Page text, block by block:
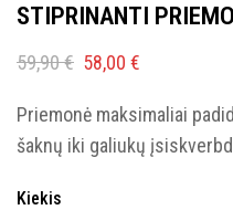
STIPRINANTI
59,90€ 58,00 €
Priemonė maksimaliai
šaknų iki galiukų
Kiekis